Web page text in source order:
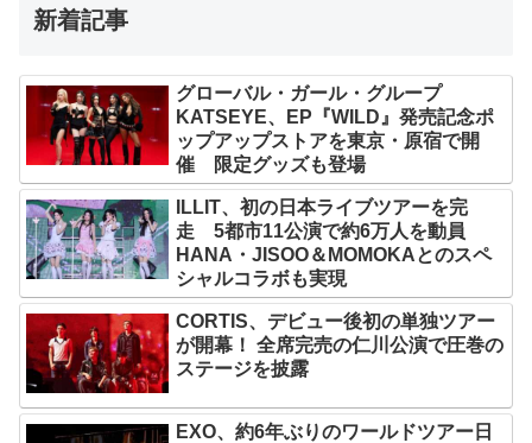
新着記事
グローバル・ガール・グループ
KATSEYE、EP『WILD』発売記念ポ
ップアップストアを東京・原宿で開
催 限定グッズも登場
ILLIT、初の日本ライブツアーを完
走 5都市11公演で約6万人を動員
HANA・JISOO＆MOMOKAとのスペ
シャルコラボも実現
CORTIS、デビュー後初の単独ツアー
が開幕！ 全席完売の仁川公演で圧巻の
ステージを披露
EXO、約6年ぶりのワールドツアー日